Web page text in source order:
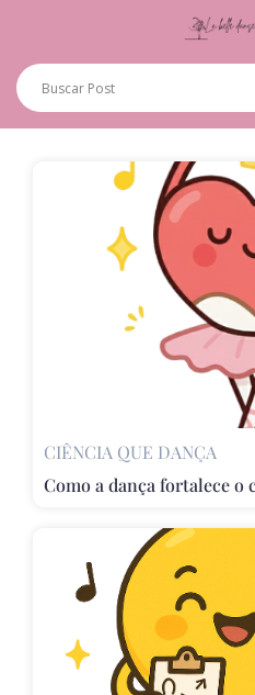
CIÊNCIA QUE DANÇA
Como a dança fortalece o